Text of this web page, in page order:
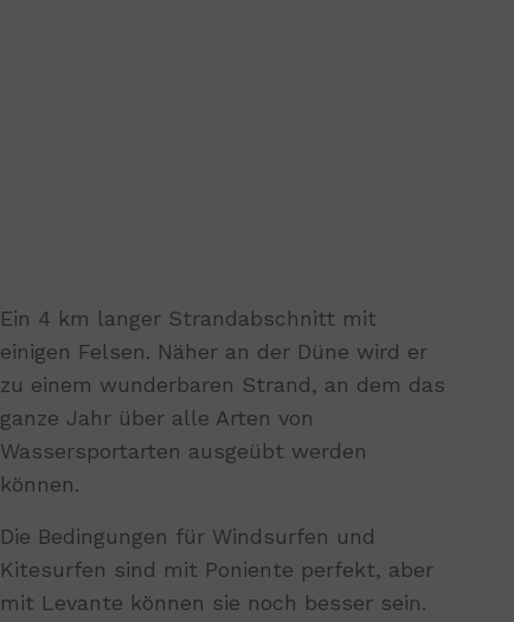
Ein 4 km langer Strandabschnitt mit
einigen Felsen. Näher an der Düne wird er
zu einem wunderbaren Strand, an dem das
ganze Jahr über alle Arten von
Wassersportarten ausgeübt werden
können.
Die Bedingungen für Windsurfen und
Kitesurfen sind mit Poniente perfekt, aber
mit Levante können sie noch besser sein.